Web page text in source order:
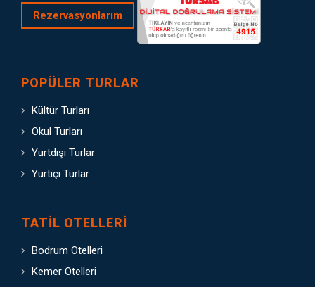
Rezervasyonlarım
POPÜLER TURLAR
Kültür Turları
Okul Turları
Yurtdışı Turlar
Yurtiçi Turlar
TATIL OTELLERI
Bodrum Otelleri
Kemer Otelleri